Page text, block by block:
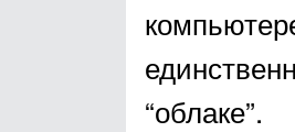
“облаке”.